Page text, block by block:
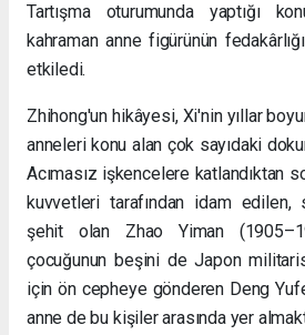
Tartışma oturumunda yaptığı
kahraman anne figürünün
etkiledi.
Zhihong'un hikâyesi, Xi'nin yıllar
anneleri konu alan çok sayıdaki
Acımasız işkencelere katlandıktan
kuvvetleri tarafından idam edilen,
şehit olan Zhao Yiman
çocuğunun beşini de Japon
için ön cepheye gönderen Deng
anne de bu kişiler arasında yer